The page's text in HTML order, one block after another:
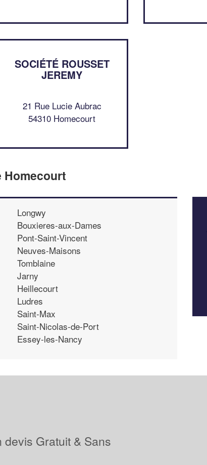
SOCIÉTÉ ROUSSET
JEREMY
21 Rue Lucie Aubrac
54310 Homecourt
Homecourt
Longwy
Bouxieres-aux-Dames
Pont-Saint-Vincent
Neuves-Maisons
Tomblaine
Jarny
Heillecourt
Ludres
Saint-Max
Saint-Nicolas-de-Port
Essey-les-Nancy
Gratuit & Sans